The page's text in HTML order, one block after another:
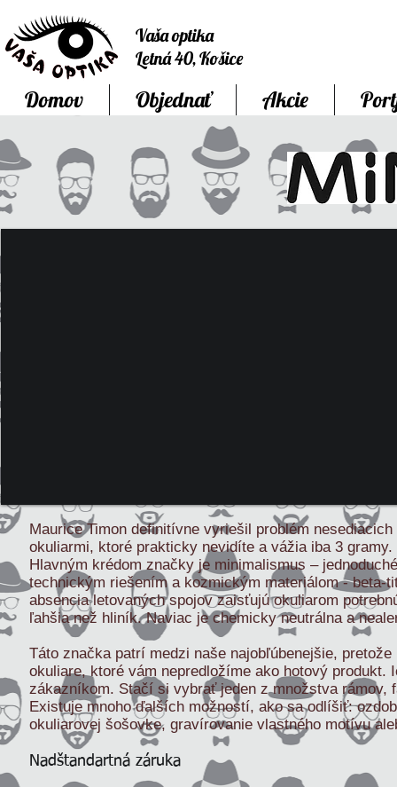
Vaša optika
Letná 40, Košice
Domov Objednať Akcie
Maurice Timon definitívne vyriešil problém
okuliarmi, ktoré prakticky nevidíte a vážia iba 3
Hlavným krédom značky je minimalismus –
technickým riešením a kozmickým materiálom - beta-
absencia letovaných spojov zaisťujú okuliarom
ľahšia než hliník. Naviac je chemicky neutrálna a
Táto značka patrí medzi naše najobľúbenejšie,
okuliare, ktoré vám nepredložíme ako hotový produkt.
zákazníkom. Stačí si vybrať jeden z množstva
Existuje mnoho ďalších možností, ako sa odlíšiť:
okuliarovej šošovke, gravírovanie vlastného motívu
Nadštandartná záruka